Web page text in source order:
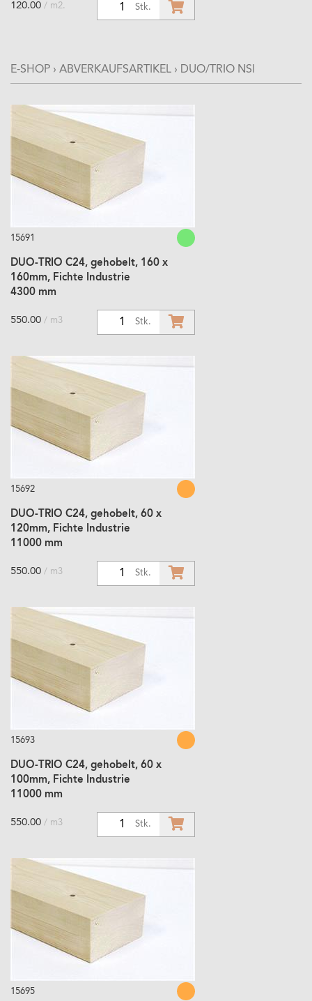
Stk.
120.00 / m2.
E-SHOP › ABVERKAUFSARTIKEL › DUO/TRIO NSI
15691
DUO-TRIO C24, gehobelt, 160 x
160mm, Fichte Industrie
4300 mm
Stk.
550.00 / m3
15692
DUO-TRIO C24, gehobelt, 60 x
120mm, Fichte Industrie
11000 mm
Stk.
550.00 / m3
15693
DUO-TRIO C24, gehobelt, 60 x
100mm, Fichte Industrie
11000 mm
Stk.
550.00 / m3
15695